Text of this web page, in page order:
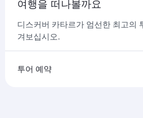
여행을 떠나볼까요
디스커버 카타르가 엄선한 최고의
겨보십시오.
투어 예약